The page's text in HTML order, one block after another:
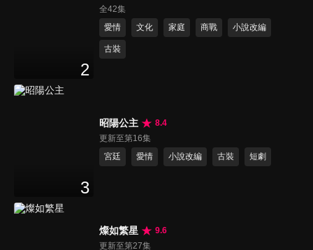
2
全42集
愛情
文化 家庭 商戰 小說改編
古裝
3
昭陽公主
8.4
更新至第16集
宮廷
愛情 小說改編 古裝 短劇
燦如繁星
9.6
更新至第27集